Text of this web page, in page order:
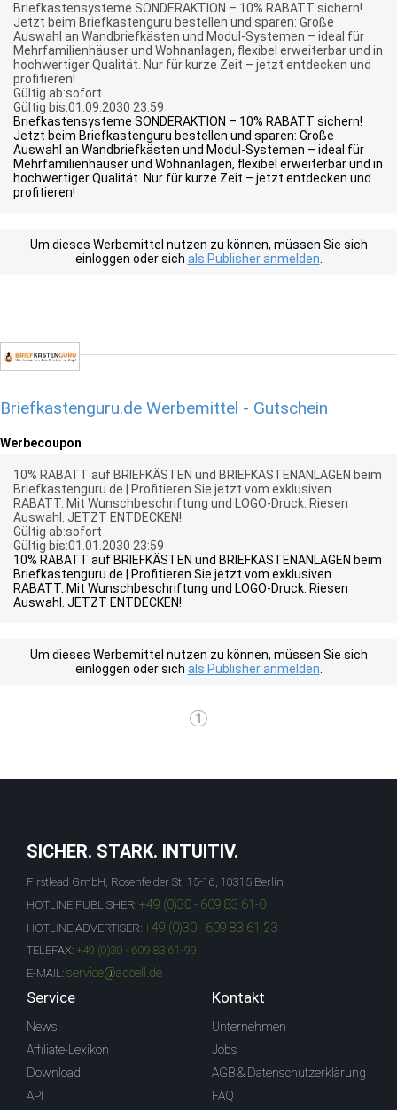
Briefkastensysteme SONDERAKTION – 10% RABATT sichern!
Jetzt beim Briefkastenguru bestellen und sparen: Große
Auswahl an Wandbriefkästen und Modul-Systemen – ideal für
Mehrfamilienhäuser und Wohnanlagen, flexibel erweiterbar und in
hochwertiger Qualität. Nur für kurze Zeit – jetzt entdecken und
profitieren!
Gültig ab:sofort
Gültig bis:01.09.2030 23:59
Briefkastensysteme SONDERAKTION – 10% RABATT sichern!
Jetzt beim Briefkastenguru bestellen und sparen: Große
Auswahl an Wandbriefkästen und Modul-Systemen – ideal für
Mehrfamilienhäuser und Wohnanlagen, flexibel erweiterbar und in
hochwertiger Qualität. Nur für kurze Zeit – jetzt entdecken und
profitieren!
Um dieses Werbemittel nutzen zu können, müssen Sie sich
einloggen oder sich als Publisher anmelden
Briefkastenguru.de Werbemittel - Gutschein
Werbecoupon
10% RABATT auf BRIEFKÄSTEN und BRIEFKASTENANLAGEN beim
Briefkastenguru.de | Profitieren Sie jetzt vom exklusiven
RABATT. Mit Wunschbeschriftung und LOGO-Druck. Riesen
Auswahl. JETZT ENTDECKEN!
Gültig ab:sofort
Gültig bis:01.01.2030 23:59
10% RABATT auf BRIEFKÄSTEN und BRIEFKASTENANLAGEN beim
Briefkastenguru.de | Profitieren Sie jetzt vom exklusiven
RABATT. Mit Wunschbeschriftung und LOGO-Druck. Riesen
Auswahl. JETZT ENTDECKEN!
Um dieses Werbemittel nutzen zu können, müssen Sie sich
einloggen oder sich als Publisher anmelden
1
SICHER. STARK. INTUITIV.
Firstlead GmbH, Rosenfelder St. 15-16, 10315 Berlin
HOTLINE PUBLISHER: +49 (0)30 - 609 83 61-0
HOTLINE ADVERTISER: +49 (0)30 - 609 83 61-23
TELEFAX: +49 (0)30 - 609 83 61-99
E-MAIL: service@adcell.de
Service
News
Affiliate-Lexikon
Download
API
Kontakt
Unternehmen
Jobs
AGB & Datenschutzerklärung
FAQ